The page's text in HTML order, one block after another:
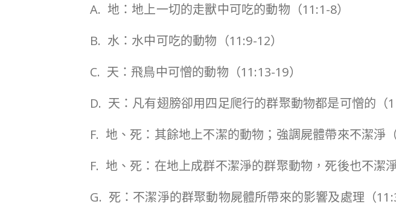
A. 地：地上一切的走獸中可吃的動物（11:1-8）
B. 水：水中可吃的動物（11:9-12）
C. 天：飛鳥中可憎的動物（11:13-19）
D. 天：凡有翅膀卻用四足爬行的群聚動物都是可憎的（
F. 地、死：其餘地上不潔的動物；強調屍體帶來不潔淨（
F. 地、死：在地上成群不潔淨的群聚動物，死後也不潔淨
G. 死：不潔淨的群聚動物屍體所帶來的影響及處理（